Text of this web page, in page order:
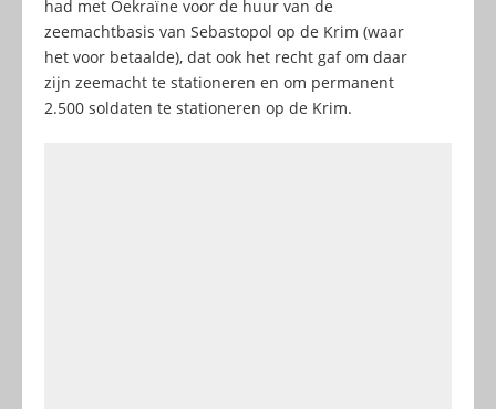
had met Oekraïne voor de huur van de
zeemachtbasis van Sebastopol op de Krim (waar
het voor betaalde), dat ook het recht gaf om daar
zijn zeemacht te stationeren en om permanent
2.500 soldaten te stationeren op de Krim.